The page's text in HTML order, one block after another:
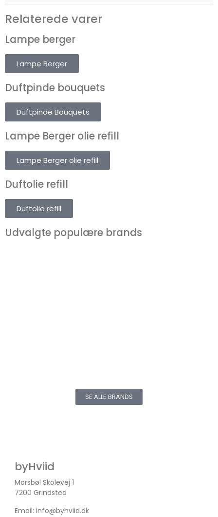
Relaterede varer
Lampe berger
Lampe Berger
Duftpinde bouquets
Duftpinde Bouquets
Lampe Berger olie refill
Lampe Berger olie refill
Duftolie refill
Duftolie refill
Udvalgte populære brands
SE ALLE BRANDS
byHviid
Morsbøl Skolevej 1
7200 Grindsted
Email: info@byhviid.dk